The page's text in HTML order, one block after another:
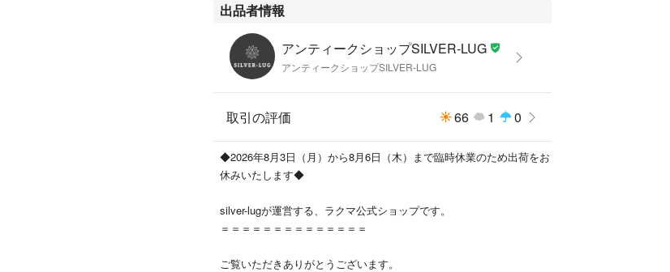
出品者情報
アンティークショップSILVER-LUG
アンティークショップSILVER-LUG
取引の評価 66 1 0
◆2026年8月3日（月）から8月6日（木）まで臨時休業のため出荷をお
休みいたします◆
silver-lugが運営する、ラクマ公式ショップです。
＝＝＝＝＝＝＝＝＝＝＝＝＝＝
ご覧いただきありがとうございます。